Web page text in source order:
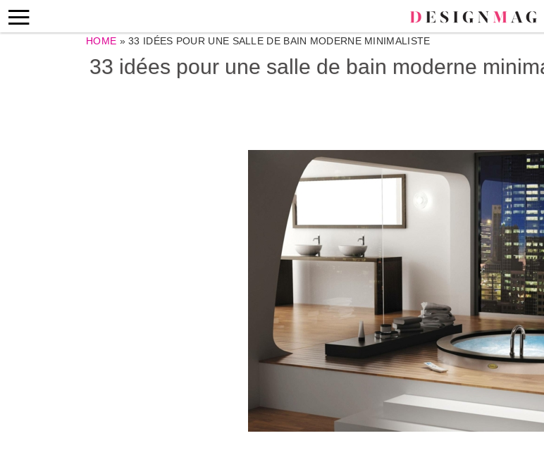
HOME »33 IDÉES POUR UNE SALLE DE BAIN MODERNE MINIMALISTE
33 idées pour une salle de bain moderne